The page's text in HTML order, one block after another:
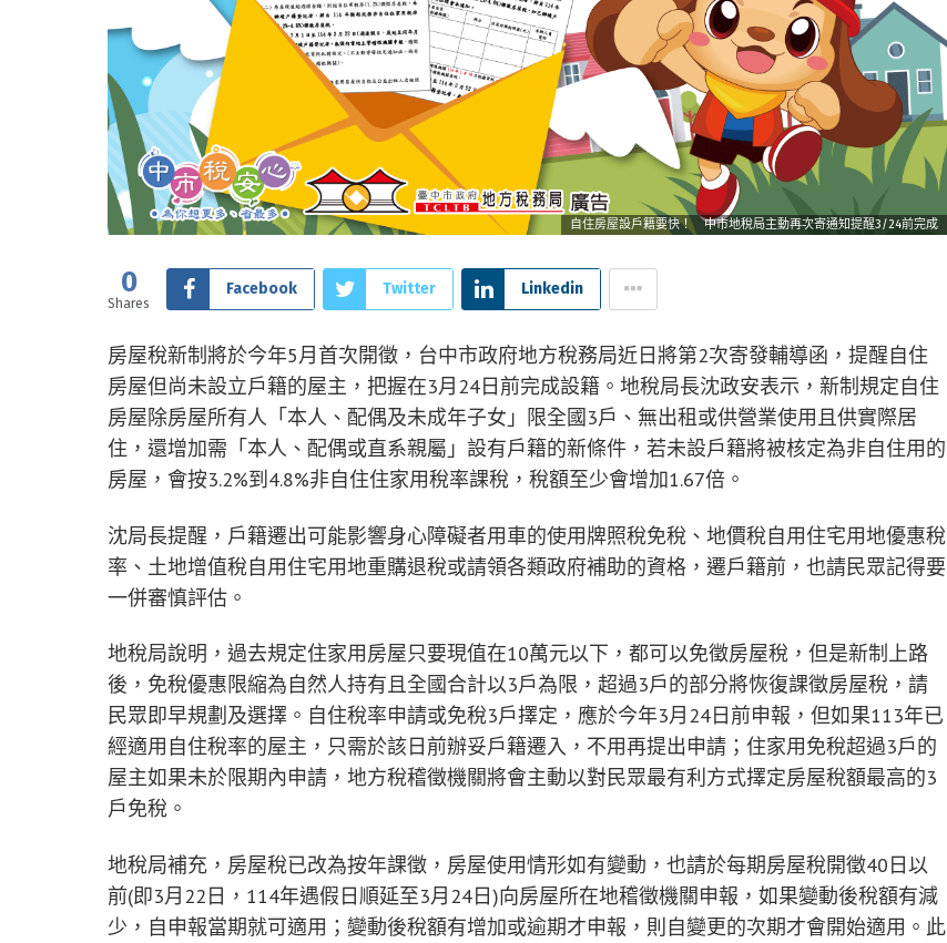
自住房屋設戶籍要快！ 中市地稅局主動再次寄通知提醒3/24前完成
0
Shares
Facebook Twitter Linkedin
房屋稅新制將於今年5月首次開徵，台中市政府地方稅務局近日將第2次寄發輔導函，提醒自住
房屋但尚未設立戶籍的屋主，把握在3月24日前完成設籍。地稅局長沈政安表示，新制規定自住
房屋除房屋所有人「本人、配偶及未成年子女」限全國3戶、無出租或供營業使用且供實際居
住，還增加需「本人、配偶或直系親屬」設有戶籍的新條件，若未設戶籍將被核定為非自住用的
房屋，會按3.2%到4.8%非自住住家用稅率課稅，稅額至少會增加1.67倍。
沈局長提醒，戶籍遷出可能影響身心障礙者用車的使用牌照稅免稅、地價稅自用住宅用地優惠稅
率、土地增值稅自用住宅用地重購退稅或請領各類政府補助的資格，遷戶籍前，也請民眾記得要
一併審慎評估。
地稅局說明，過去規定住家用房屋只要現值在10萬元以下，都可以免徵房屋稅，但是新制上路
後，免稅優惠限縮為自然人持有且全國合計以3戶為限，超過3戶的部分將恢復課徵房屋稅，請
民眾即早規劃及選擇。自住稅率申請或免稅3戶擇定，應於今年3月24日前申報，但如果113年已
經適用自住稅率的屋主，只需於該日前辦妥戶籍遷入，不用再提出申請；住家用免稅超過3戶的
屋主如果未於限期內申請，地方稅稽徵機關將會主動以對民眾最有利方式擇定房屋稅額最高的3
戶免稅。
地稅局補充，房屋稅已改為按年課徵，房屋使用情形如有變動，也請於每期房屋稅開徵40日以
前(即3月22日，114年遇假日順延至3月24日)向房屋所在地稽徵機關申報，如果變動後稅額有減
少，自申報當期就可適用；變動後稅額有增加或逾期才申報，則自變更的次期才會開始適用。此